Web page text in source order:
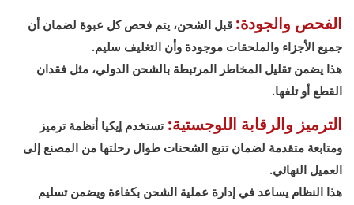
الفحص والجودة: قبل الشحن، يتم فحص كل عبوة لضمان أن
جميع الأجزاء والملحقات موجودة وأن التغليف سليم.
هذا يضمن تقليل المخاطر المرتبطة بالشحن الدولي، مثل فقدان
القطع أو تلفها.
الترميز والرقابة اللوجستية:تستخدم إيكيا أنظمة ترميز
ومتابعة متقدمة لضمان تتبع الشحنات طوال رحلتها من المصنع إلى
العميل النهائي.
هذا النظام يساعد في إدارة عملية الشحن بكفاءة ويضمن تسليم